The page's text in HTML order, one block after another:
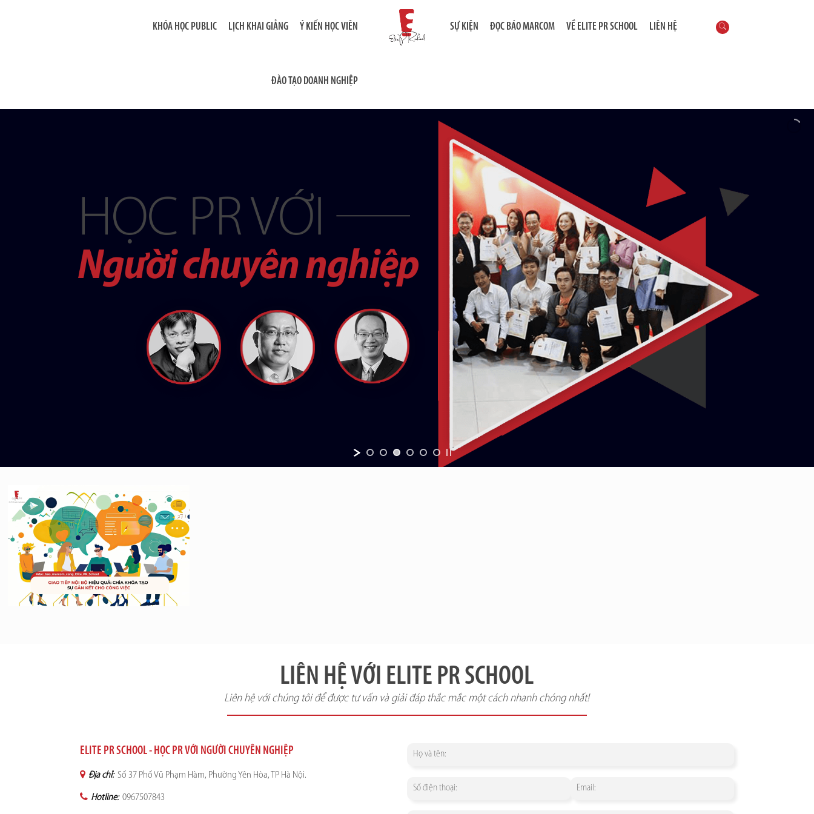
KHÓA HỌC PUBLIC LỊCH KHAI GIẢNG Ý KIẾN HỌC VIÊN
ĐÀO TẠO DOANH NGHIỆP
SỰ KIỆN ĐỌC BÁO MARCOM VỀ ELITE PR SCHOOL LIÊN HỆ
LIÊN HỆ VỚI ELITE PR SCHOOL
Liên hệ với chúng tôi để được tư vấn và giải đáp thắc mắc một cách nhanh chóng nhất!
ELITE PR SCHOOL - HỌC PR VỚI NGƯỜI CHUYÊN NGHIỆP
Địa chỉ: Số 37 Phố Vũ Phạm Hàm, Phường Yên Hòa, TP Hà Nội.
Hotline: 0967507843